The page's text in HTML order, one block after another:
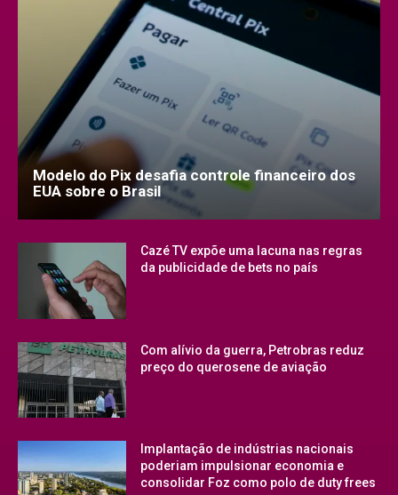
Modelo do Pix desafia controle financeiro dos
EUA sobre o Brasil
Cazé TV expõe uma lacuna nas regras
da publicidade de bets no país
Com alívio da guerra, Petrobras reduz
preço do querosene de aviação
Implantação de indústrias nacionais
poderiam impulsionar economia e
consolidar Foz como polo de duty frees